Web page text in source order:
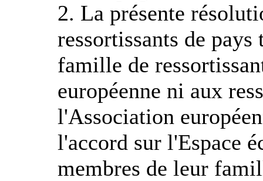
2. La présente
ressortissants de
famille de
européenne ni aux
l'Association
l'accord sur l'Espace
membres de leur